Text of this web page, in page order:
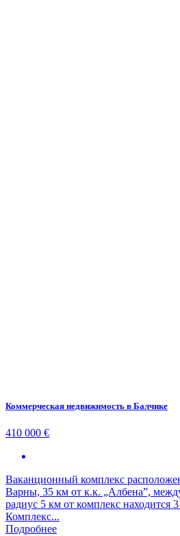
Коммерческая недвижимость в Балчике
410 000 €
Ваканционный комплекс
Варны, 35 км от к.к. „Албена”,
радиус 5 км от комплекс находится
Комплекс...
Подробнее